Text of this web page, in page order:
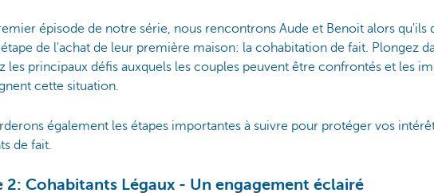
épisode de notre série, nous rencontrons Aude et Benoit alors qu'ils
de l'achat de leur première maison: la cohabitation de fait. Plongez
les principaux défis auxquels les couples peuvent être confrontés et les
cette situation.
également les étapes importantes à suivre pour protéger vos
de fait.
2: Cohabitants Légaux - Un engagement éclairé